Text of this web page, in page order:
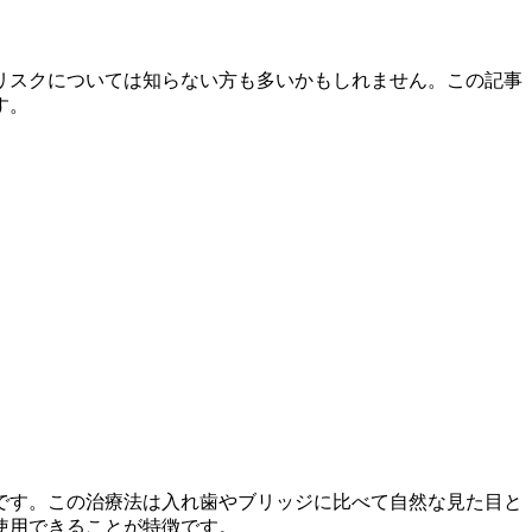
クについては知らない方も多いかもしれません。この記事
。この治療法は入れ歯やブリッジに比べて自然な見た目と
できることが特徴です。